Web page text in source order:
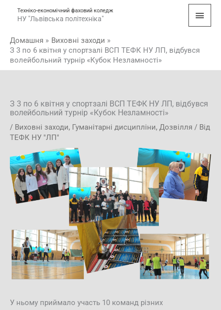
Техніко-економічний фаховий коледж
НУ "Львівська політехніка"
Домашня
Виховні заходи
З 3 по 6 квітня у спортзалі ВСП ТЕФК НУ ЛП, відбувся
волейбольний турнір «Кубок Незламності»
З 3 по 6 квітня у спортзалі ВСП ТЕФК НУ ЛП, відбувся
волейбольний турнір «Кубок Незламності»
/ Виховні заходи, Гуманітарні дисципліни, Дозвілля / Від
ТЕФК НУ "ЛП"
У ньому приймало участь 10 команд різних